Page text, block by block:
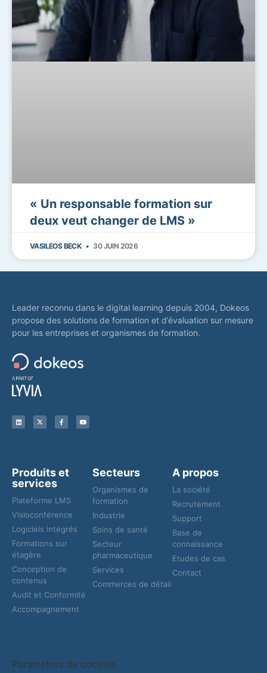
« Un responsable formation sur
deux veut changer de LMS »
VASILEOS BECK 30 JUIN 2026
Leader reconnu dans le digital learning depuis 2004, Dokeos
propose des solutions de formation et d’évaluation sur mesure
pour les entreprises et organismes de formation.
Produits et
services
Plateforme LMS
Visioconférence
Logiciels intégrés
Formations sur
étagère
Conception de
contenus
Audit et Conformité
Accompagnement
Secteurs
Organismes de
formation
Industrie
Soins de santé
Secteur
pharmaceutique
Services
Commerces de détail
A propos
La société
Recrutement
Support
Base de
connaissance
Etudes de cas
Contact
Paramètres de cookies